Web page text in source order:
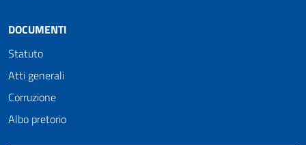
DOCUMENTI
Statuto
Atti generali
Corruzione
Albo pretorio